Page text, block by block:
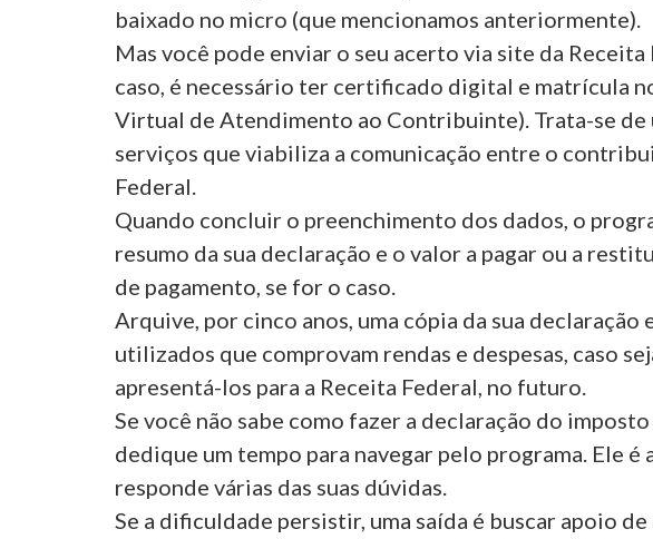
baixado no micro (que mencionamos anteriormente).
Mas você pode enviar o seu acerto via site da Receita
caso, é necessário ter certificado digital e matrícula
Virtual de Atendimento ao Contribuinte). Trata-se de
serviços que viabiliza a comunicação entre o
Federal.
Quando concluir o preenchimento dos dados, o
resumo da sua declaração e o valor a pagar ou a
de pagamento, se for o caso.
Arquive, por cinco anos, uma cópia da sua declaração
utilizados que comprovam rendas e despesas, caso
apresentá-los para a Receita Federal, no futuro.
Se você não sabe como fazer a declaração do
dedique um tempo para navegar pelo programa. Ele
responde várias das suas dúvidas.
Se a dificuldade persistir, uma saída é buscar apoio de